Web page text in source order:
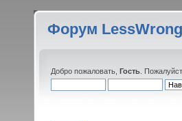
Форум
Добро пожаловать, Гость .